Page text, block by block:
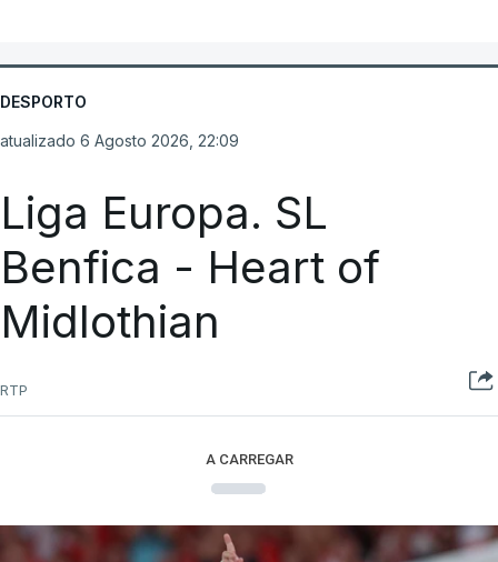
DESPORTO
atualizado 6 Agosto 2026, 22:09
Liga Europa. SL
Benfica - Heart of
Midlothian
RTP
A CARREGAR